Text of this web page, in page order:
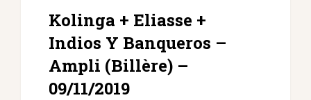
Kolinga + Eliasse +
Indios Y Banqueros –
Ampli (Billère) –
09/11/2019